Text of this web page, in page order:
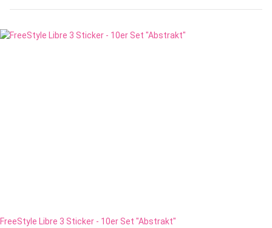
FreeStyle Libre 3 Sticker - 10er Set "Abstrakt"